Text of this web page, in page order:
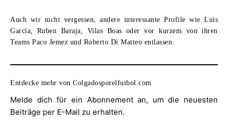
Auch wir nicht vergessen, andere interessante Profile wie Luis
García, Ruben Baraja, Vilas Boas oder vor kurzem von ihren
Teams Paco Jemez und Roberto Di Matteo entlassen.
Entdecke mehr von Colgadosporelfutbol.com
Melde dich für ein Abonnement an, um die neuesten
Beiträge per E-Mail zu erhalten.